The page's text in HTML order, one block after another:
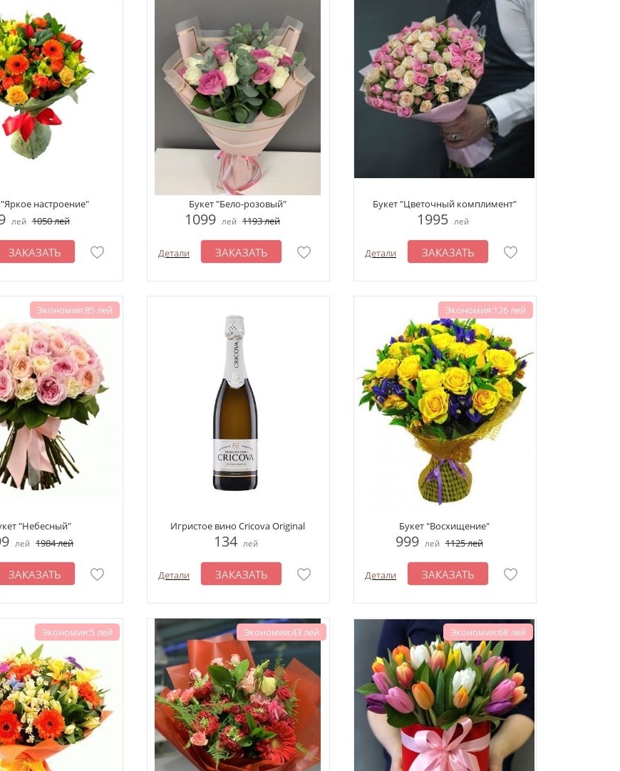
"Яркое настроение"
лей 1050лей
ЗАКАЗАТЬ
Букет "Бело-розовый"
1099 лей 1193лей
Детали ЗАКАЗАТЬ
Букет "Цветочный комплимент"
1995 лей
Детали ЗАКАЗАТЬ
Экономия:85 лей
"Небесный"
лей 1984лей
ЗАКАЗАТЬ
Игристое вино Cricova Original
134 лей
Детали ЗАКАЗАТЬ
Экономия:126 лей
Букет "Восхищение"
999 лей 1125лей
Детали ЗАКАЗАТЬ
Экономия:5 лей Экономия:43 лей Экономия:68 лей